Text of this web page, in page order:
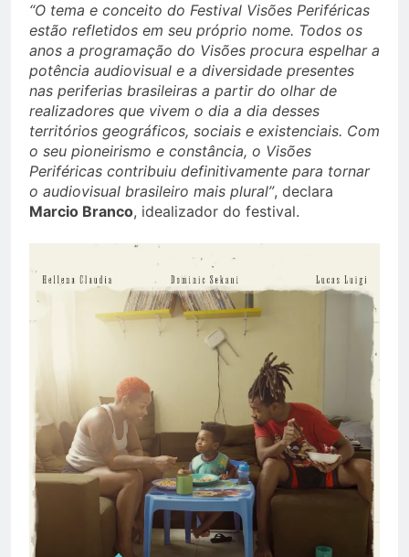
“O tema e conceito do Festival Visões Periféricas
estão refletidos em seu próprio nome. Todos os
anos a programação do Visões procura espelhar a
potência audiovisual e a diversidade presentes
nas periferias brasileiras a partir do olhar de
realizadores que vivem o dia a dia desses
territórios geográficos, sociais e existenciais. Com
o seu pioneirismo e constância, o Visões
Periféricas contribuiu definitivamente para tornar
o audiovisual brasileiro mais plural”, declara
Marcio Branco, idealizador do festival.